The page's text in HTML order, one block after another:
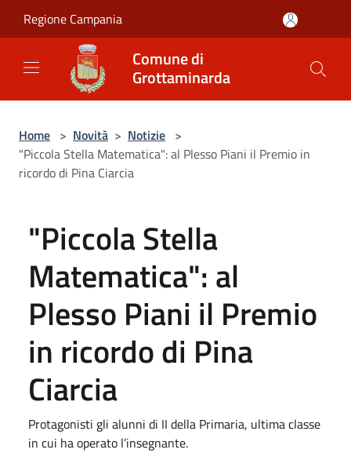
Regione Campania
Comune di
Grottaminarda
Home > Novità > Notizie >
"Piccola Stella Matematica": al Plesso Piani il Premio in
ricordo di Pina Ciarcia
"Piccola Stella
Matematica": al
Plesso Piani il Premio
in ricordo di Pina
Ciarcia
Protagonisti gli alunni di II della Primaria, ultima classe
in cui ha operato l’insegnante.